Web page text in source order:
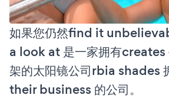
如果您仍然find it
a look at 是一家拥有creates
架的太阳镜公司rbia shades
their business 的公司。